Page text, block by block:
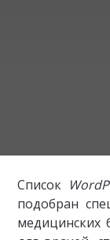
Список
подобран
медицинских